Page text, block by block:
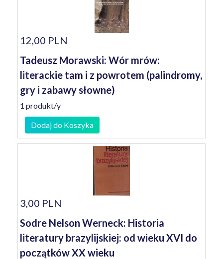
12,00 PLN
Tadeusz Morawski: Wór mrów:
literackie tam i z powrotem (palindromy,
gry i zabawy słowne)
1 produkt/y
Dodaj do Koszyka
3,00 PLN
Sodre Nelson Werneck: Historia
literatury brazylijskiej: od wieku XVI do
początków XX wieku